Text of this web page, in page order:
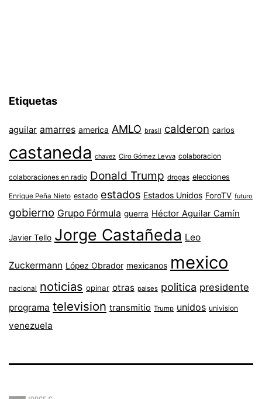
Etiquetas
aguilar amarres america AMLO brasil calderon carlos
castaneda chavez Ciro Gómez Leyva colaboracion
colaboraciones en radio Donald Trump drogas elecciones
Enrique Peña Nieto estado estados Estados Unidos ForoTV futuro
gobierno Grupo Fórmula guerra Héctor Aguilar Camín
Javier Tello Jorge Castañeda Leo
Zuckermann López Obrador mexicanos mexico
nacional noticias opinar otras paises politica presidente
programa television transmitio Trump unidos univision
venezuela